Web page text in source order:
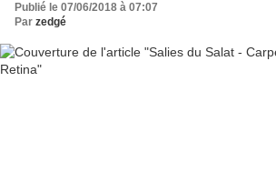
Publié le 07/06/2018 à 07:07
Par zedgé